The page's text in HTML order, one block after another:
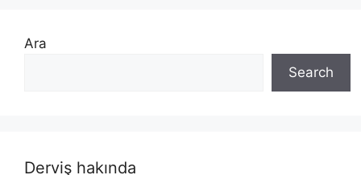
Ara
Search
Derviş hakında